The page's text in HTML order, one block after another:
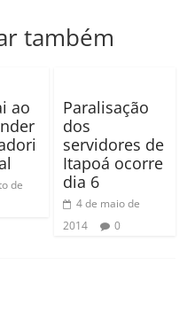
também
ao
de
Paralisação
dos
servidores de
Itapoá ocorre
dia 6
4 de maio de
2014
0